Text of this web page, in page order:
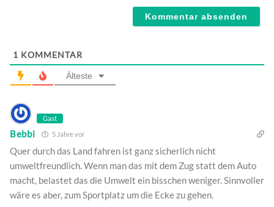
1 KOMMENTAR
Älteste
Gast
Bebbi 5 Jahre vor
Quer durch das Land fahren ist ganz sicherlich nicht
umweltfreundlich. Wenn man das mit dem Zug statt dem Auto
macht, belastet das die Umwelt ein bisschen weniger. Sinnvoller
wäre es aber, zum Sportplatz um die Ecke zu gehen.